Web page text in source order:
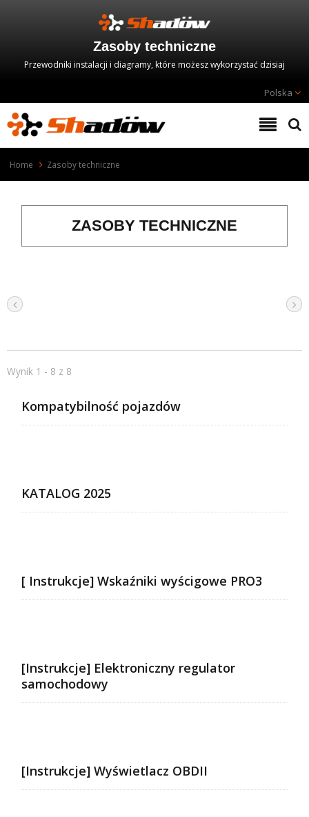
Zasoby techniczne
Przewodniki instalacji i diagramy, które możesz wykorzystać dzisiaj
Polska
Home Zasoby techniczne
ZASOBY TECHNICZNE
Wynik 1 - 8 z 8
Kompatybilność pojazdów
KATALOG 2025
[ Instrukcje] Wskaźniki wyścigowe PRO3
[Instrukcje] Elektroniczny regulator
samochodowy
[Instrukcje] Wyświetlacz OBDII